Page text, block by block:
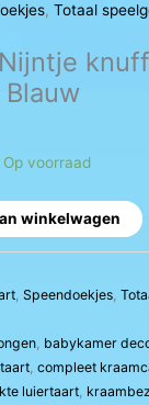
, Totaal
Op voorraad
winkelwagen
, Speendoekjes,
, babykamer
, compleet
luiertaart,